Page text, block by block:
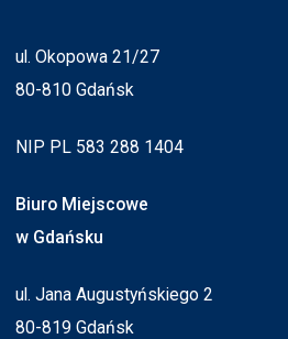
ul. Okopowa 21/27
80-810 Gdańsk
NIP PL 583 288 1404
Biuro Miejscowe
w Gdańsku
ul. Jana Augustyńskiego 2
80-819 Gdańsk